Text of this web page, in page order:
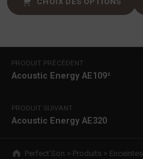
Navigation de l’article
PRODUIT PRÉCÉDENT
Acoustic Energy AE109²
PRODUIT SUIVANT
Acoustic Energy AE320
Breadcrumbs navigation
Perfect’Son > Produits > Enceintes